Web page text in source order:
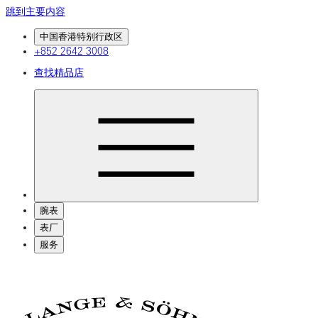
跳到主要内容
中国香港特别行政区
+852 2642 3008
查找精品店
腕表
表厂
服务